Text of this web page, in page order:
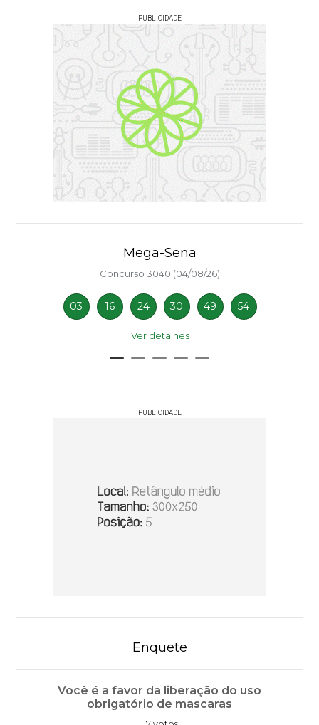
PUBLICIDADE
Mega-Sena
Concurso 3040 (04/08/26)
03 16 24 30 49 54
Ver detalhes
PUBLICIDADE
Enquete
Você é a favor da liberação do uso
obrigatório de mascaras